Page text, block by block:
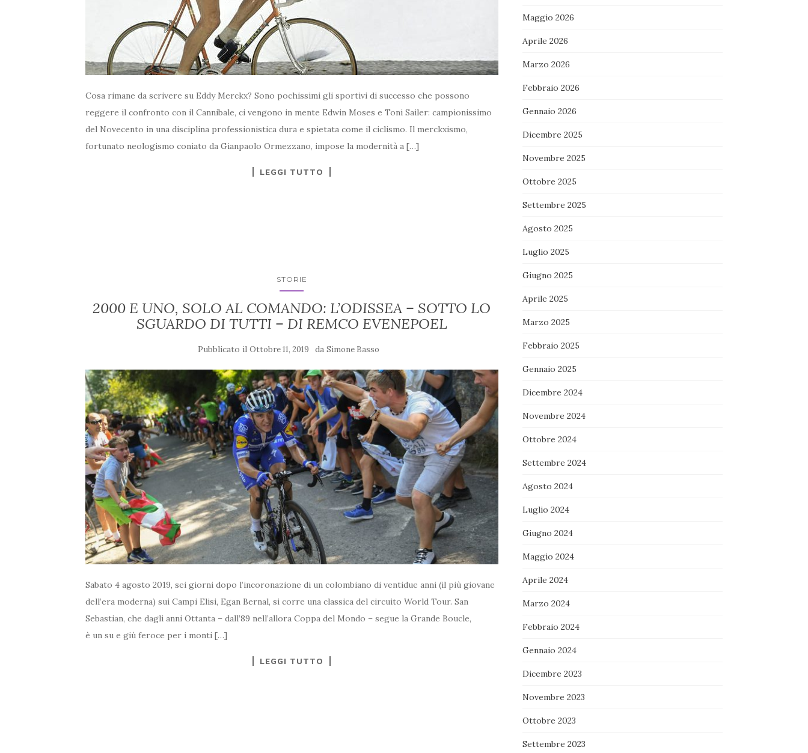
Cosa rimane da scrivere su Eddy Merckx? Sono pochissimi gli sportivi di successo che possono
reggere il confronto con il Cannibale, ci vengono in mente Edwin Moses e Toni Sailer: campionissimo
del Novecento in una disciplina professionistica dura e spietata come il ciclismo. Il merckxismo,
fortunato neologismo coniato da Gianpaolo Ormezzano, impose la modernità a […]
LEGGI TUTTO
STORIE
2000 E UNO, SOLO AL COMANDO: L’ODISSEA – SOTTO LO
SGUARDO DI TUTTI – DI REMCO EVENEPOEL
Pubblicato ilOttobre 11, 2019 daSimone Basso
Sabato 4 agosto 2019, sei giorni dopo l’incoronazione di un colombiano di ventidue anni (il più giovane
dell’era moderna) sui Campi Elisi, Egan Bernal, si corre una classica del circuito World Tour. San
Sebastian, che dagli anni Ottanta – dall’89 nell’allora Coppa del Mondo – segue la Grande Boucle,
è un su e giù feroce per i monti […]
LEGGI TUTTO
Maggio 2026
Aprile 2026
Marzo 2026
Febbraio 2026
Gennaio 2026
Dicembre 2025
Novembre 2025
Ottobre 2025
Settembre 2025
Agosto 2025
Luglio 2025
Giugno 2025
Aprile 2025
Marzo 2025
Febbraio 2025
Gennaio 2025
Dicembre 2024
Novembre 2024
Ottobre 2024
Settembre 2024
Agosto 2024
Luglio 2024
Giugno 2024
Maggio 2024
Aprile 2024
Marzo 2024
Febbraio 2024
Gennaio 2024
Dicembre 2023
Novembre 2023
Ottobre 2023
Settembre 2023